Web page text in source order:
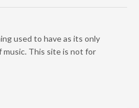
used to have as its only
This site is not for